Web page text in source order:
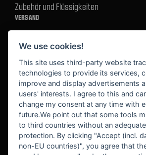
Zubehör und Flüssigkeiten
VERSAND
BEKANNT AUS
We use cookies!
This site uses third-party website
technologies to provide its services,
improve and display advertisements
users' interests. I agree to this and
change my consent at any time with
future.We point out that some tools
to third countries without an
protection. By clicking "Accept (incl.
non-EU countries)", you agree that